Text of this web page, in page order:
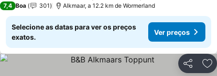
7,4 Boa 301 Alkmaar, a 12.2 km de Wormerland
Selecione as datas para ver os preços
exatos.
Ver preços
Partilhar